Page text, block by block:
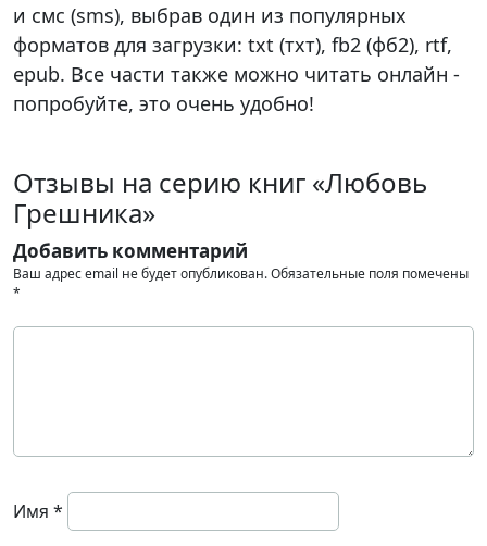
и смс (sms), выбрав один из популярных
форматов для загрузки: txt (тхт), fb2 (фб2), rtf,
epub. Все части также можно читать онлайн -
попробуйте, это очень удобно!
Отзывы на серию книг «Любовь
Грешника»
Добавить комментарий
Ваш адрес email не будет опубликован.Обязательные поля помечены
*
Имя *